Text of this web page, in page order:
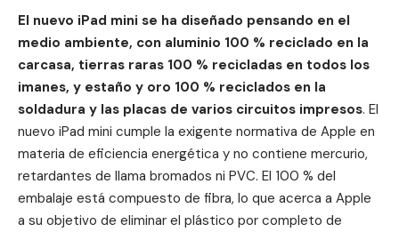
El nuevo iPad mini se ha diseñado pensando en el
medio ambiente, con aluminio 100 % reciclado en la
carcasa, tierras raras 100 % recicladas en todos los
imanes, y estaño y oro 100 % reciclados en la
soldadura y las placas de varios circuitos impresos. El
nuevo iPad mini cumple la exigente normativa de Apple en
materia de eficiencia energética y no contiene mercurio,
retardantes de llama bromados ni PVC. El 100 % del
embalaje está compuesto de fibra, lo que acerca a Apple
a su objetivo de eliminar el plástico por completo de